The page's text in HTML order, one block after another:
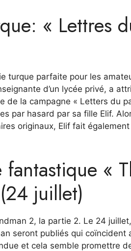
« Lettres
turque parfaite pour les
d’un lycée privé, a
la campagne « Letters du
par hasard par sa fille Elif.
originaux, Elif fait
«
juillet)
2, la partie 2. Le 24
seront publiés qui coïncident
et cela semble promettre